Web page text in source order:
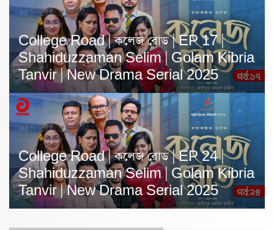
College Road | কলেজ রোড | EP 17 |
Shahiduzzaman Selim | Golam Kibria
Tanvir | New Drama Serial 2025
College Road | কলেজ রোড | EP 24 |
Shahiduzzaman Selim | Golam Kibria
Tanvir | New Drama Serial 2025